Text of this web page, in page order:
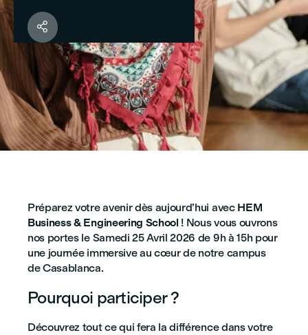

Préparez votre avenir dès aujourd’hui avec HEM
Business & Engineering School! Nous vous ouvrons
nos portes le Samedi 25 Avril 2026 de 9h à 15h pour
une journée immersive au cœur de notre campus
de Casablanca.
Pourquoi participer ?
Découvrez tout ce qui fera la différence dans votre